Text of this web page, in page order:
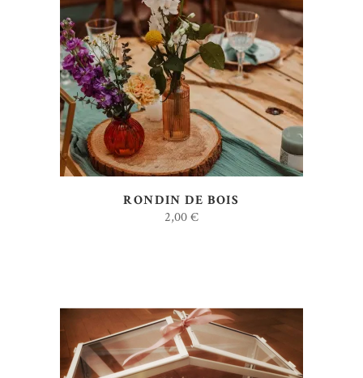
AJOUTER AU DEVIS
RONDIN DE BOIS
2,00€